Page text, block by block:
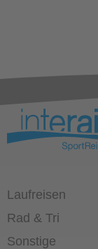
Laufreisen
Rad & Tri
Sonstige